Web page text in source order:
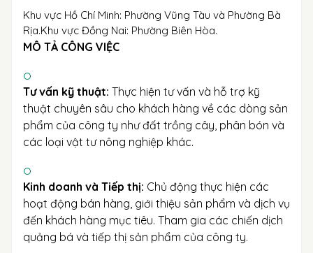
Khu vực Hồ Chí Minh: Phường Vũng Tàu và Phường Bà
Rịa.Khu vực Đồng Nai: Phường Biên Hòa.
MÔ TẢ CÔNG VIỆC
Tư vấn kỹ thuật: Thực hiện tư vấn và hỗ trợ kỹ
thuật chuyên sâu cho khách hàng về các dòng sản
phẩm của công ty như đất trồng cây, phân bón và
các loại vật tư nông nghiệp khác.
Kinh doanh và Tiếp thị: Chủ động thực hiện các
hoạt động bán hàng, giới thiệu sản phẩm và dịch vụ
đến khách hàng mục tiêu. Tham gia các chiến dịch
quảng bá và tiếp thị sản phẩm của công ty.